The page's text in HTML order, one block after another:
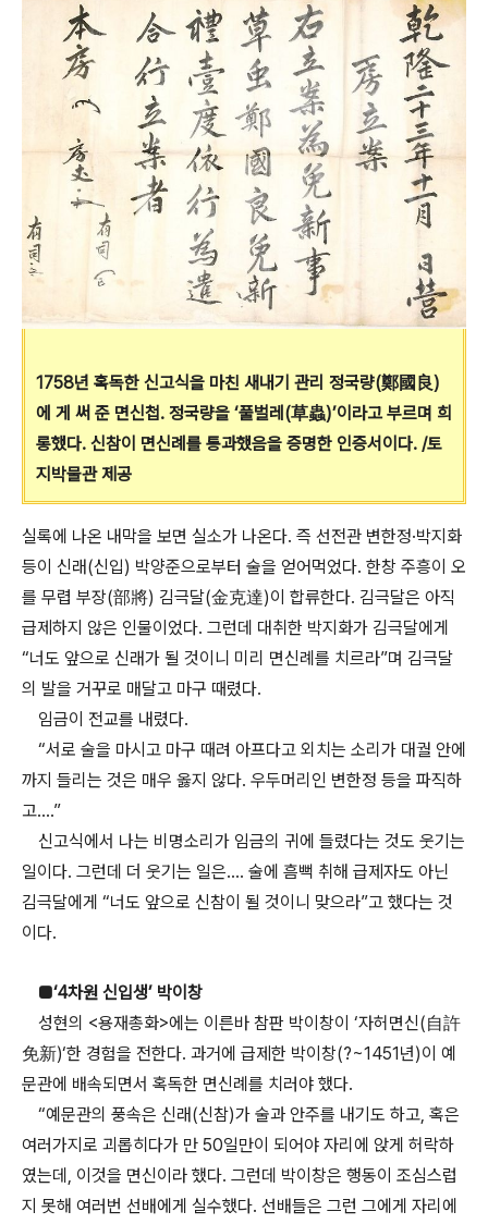
1758년 혹독한 신고식을 마친 새내기 관리 정국량(鄭國良)
에 게 써 준 면신첩. 정국량을 ‘풀벌레(草蟲)’이라고 부르며 희
롱했다. 신참이 면신례를 통과했음을 증명한 인증서이다. /토
지박물관 제공
실록에 나온 내막을 보면 실소가 나온다. 즉 선전관 변한정·박지화
등이 신래(신입) 박양준으로부터 술을 얻어먹었다. 한창 주흥이 오
를 무렵 부장(部將) 김극달(金克達)이 합류한다. 김극달은 아직
급제하지 않은 인물이었다. 그런데 대취한 박지화가 김극달에게
“너도 앞으로 신래가 될 것이니 미리 면신례를 치르라”며 김극달
의 발을 거꾸로 매달고 마구 때렸다.
임금이 전교를 내렸다.
“서로 술을 마시고 마구 때려 아프다고 외치는 소리가 대궐 안에
까지 들리는 것은 매우 옳지 않다. 우두머리인 변한정 등을 파직하
고….”
신고식에서 나는 비명소리가 임금의 귀에 들렸다는 것도 웃기는
일이다. 그런데 더 웃기는 일은…. 술에 흠뻑 취해 급제자도 아닌
김극달에게 “너도 앞으로 신참이 될 것이니 맞으라”고 했다는 것
이다.
■‘4차원 신입생’ 박이창
성현의 <용재총화>에는 이른바 참판 박이창이 ‘자허면신(自許
免新)‘한 경험을 전한다. 과거에 급제한 박이창(?~1451년)이 예
문관에 배속되면서 혹독한 면신례를 치러야 했다.
“예문관의 풍속은 신래(신참)가 술과 안주를 내기도 하고, 혹은
여러가지로 괴롭히다가 만 50일만이 되어야 자리에 앉게 허락하
였는데, 이것을 면신이라 했다. 그런데 박이창은 행동이 조심스럽
지 못해 여러번 선배에게 실수했다. 선배들은 그런 그에게 자리에